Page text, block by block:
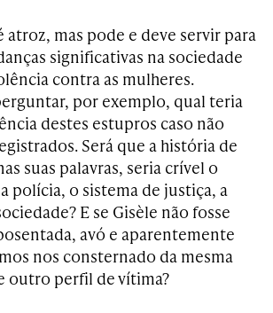
atroz, mas pode e deve servir para
significativas na sociedade
contra as mulheres.
por exemplo, qual teria
destes estupros caso não
Será que a história de
suas palavras, seria crível o
polícia, o sistema de justiça, a
E se Gisèle não fosse
avó e aparentemente
nos consternado da mesma
outro perfil de vítima?